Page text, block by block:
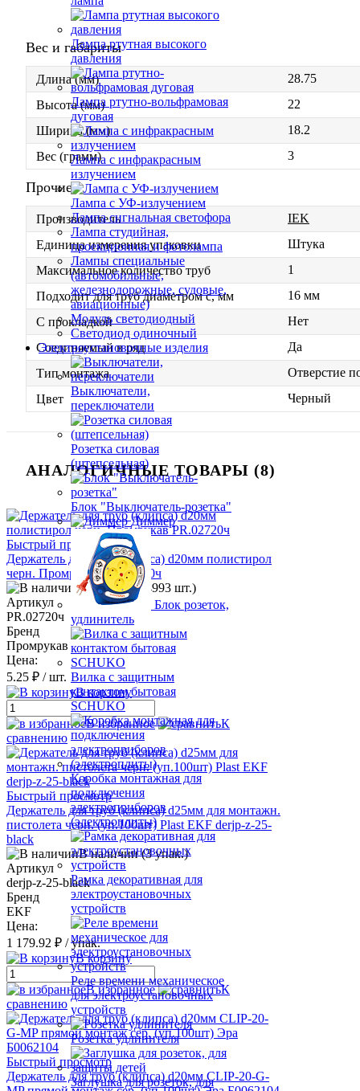
Лампа ртутная высокого
давления
Лампа ртутно-вольфрамовая
дуговая
Лампа с инфракрасным
излучением
Лампа с УФ-излучением
Лампа сигнальная светофора
Лампа студийная,
проекционная и фотолампа
Лампы специальные
(автомобильные,
железнодорожные, судовые,
авиационные)
Модуль светодиодный
Светодиод одиночный
Электроустановочные изделия
Выключатели,
переключатели
Розетка силовая
(штепсельная)
Блок "Выключатель-розетка"
Диммер
Блок розеток,
удлинитель
Вилка с защитным
контактом бытовая
SCHUKO
Коробка монтажная для
подключения
электроприборов
(электроплиты)
Рамка декоративная для
электроустановочных
устройств
Реле времени механическое
для электроустановочных
устройств
Розетка удлинителя
Заглушка для розеток, для
Вес и габариты
Длина (мм)
28.75
Высота (мм)
22
Ширина (мм)
18.2
Вес (грамм)
3
Прочие
Производитель
IEK
Единица измерения упаковки
Штука
Максимальное количество труб
1
Подходит для труб диаметром с, мм
16 мм
С прокладкой
Нет
Соединяемый в ряд
Да
Тип монтажа
Отверстие
Цвет
Черный
АНАЛОГИЧНЫЕ ТОВАРЫ (8)
Быстрый просмотр
Держатель для труб (клипса) d20мм полистирол
черн. Промрукав PR.02720ч
В наличии (4993 шт.)
Артикул
PR.02720ч
Бренд
Промрукав
Цена:
5.25 ₽ / шт.
В корзину
В избранное
К
сравнению
Быстрый просмотр
Держатель для труб (клипса) d25мм для монтажн.
пистолета черн. (уп.100шт) Plast EKF derjp-z-25-
black
В наличии (3 упак.)
Артикул
derjp-z-25-black
Бренд
EKF
Цена:
1 179.92 ₽ / упак.
В корзину
В избранное
К
сравнению
Быстрый просмотр
Держатель для труб (клипса) d20мм CLIP-20-G-